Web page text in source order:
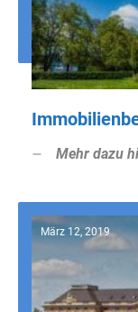
Mehr dazu
März 12, 2019